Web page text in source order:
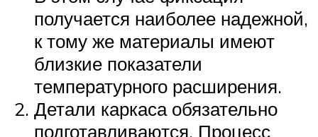
получается наиболее надежной,
к тому же материалы имеют
близкие показатели
температурного расширения.
Детали каркаса обязательно
подготавливаются. Процесс